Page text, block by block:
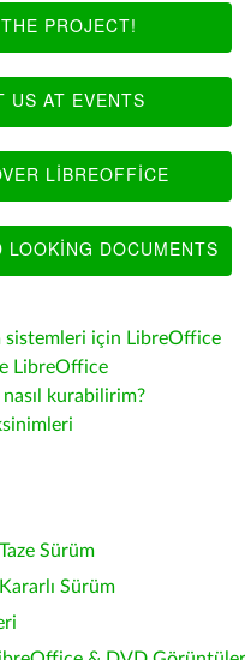
PROJECT!
US AT EVENTS
LIBREOFFICE
LOOKING DOCUMENTS
sistemleri için LibreOffice
LibreOffice
kurabilirim?
Sürüm
Sürüm